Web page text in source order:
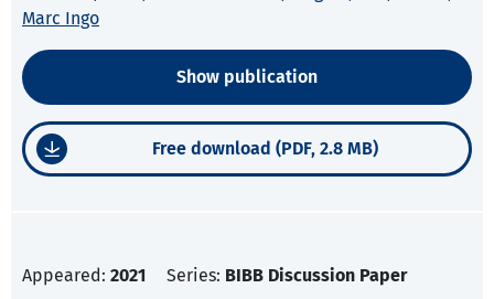
Marc Ingo
Show publication
Free download (PDF, 2.8 MB)
Appeared: 2021 Series: BIBB Discussion Paper